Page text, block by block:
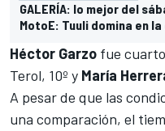
GALERÍA: lo mejor del
MotoE: Tuuli domina en
Héctor Garzo fue
Terol, 10º y María
A pesar de que las
una comparación, el